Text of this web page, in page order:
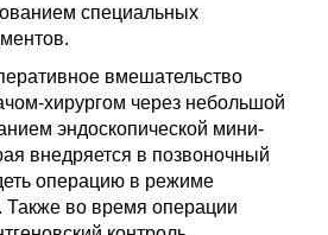
специальных
вмешательство
хирургом через небольшой
эндоскопической мини-
внедряется в позвоночный
операцию в режиме
Также во время операции